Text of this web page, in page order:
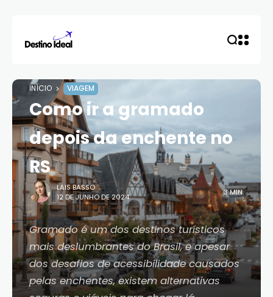
INÍCIO VIAGEM
Como ir a gramado
depois da enchente no
RS
LAIS BASSO
12 DE JUNHO DE 2024
3 MIN.
Gramado é um dos destinos turísticos
mais deslumbrantes do Brasil, e apesar
dos desafios de acessibilidade causados
pelas enchentes, existem alternativas